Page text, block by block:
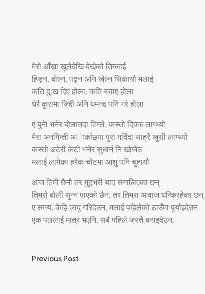
मेरो आँखा खुलेदेखि देखेको तिम्लाई
हिड्न, बोल्न, पढ्न अनि खेल्न सिकायौ मलाई
कति दु:ख दिए होला, कति रुवाए होला
धेरै कुरामा जिद्दी अनि घमन्ड पनि गरे होला
ए बुने! भनेर बोलाउदा तिम्ले, कस्तो दिक्क लाग्थ्यो
मेरा अनगिन्ती अाकांछ्या पुरा गर्दिदा साह्रै खुसी लाग्थ्यो
कस्तो अटेरी केटी भनेर सुधार्न नि खोजेउ
मलाई लागेका हरेक चोटमा आशु पनि चुहायौ
आज तिमी छैनौ तर मुटुभरी याद संगालिएका छन्
तिम्रो बोली सुन्न पाएको छैन, तर तिम्रा आवाज घन्किरहेका छन्
ए समय, केहि जादु गरिदेउन, मलाई पहिलेको ठाउँमा पुर्याइदेउन
एक पललाई मात्र भएनि, सबै पहिले जस्तै बनाइदेउन!
Post
Previous Post